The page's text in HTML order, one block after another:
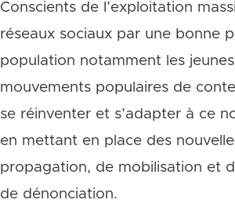
Conscients de l’exploitation
réseaux sociaux par une bonne
population notamment les
mouvements populaires de
se réinventer et s’adapter à ce
en mettant en place des
propagation, de mobilisation et
de dénonciation.